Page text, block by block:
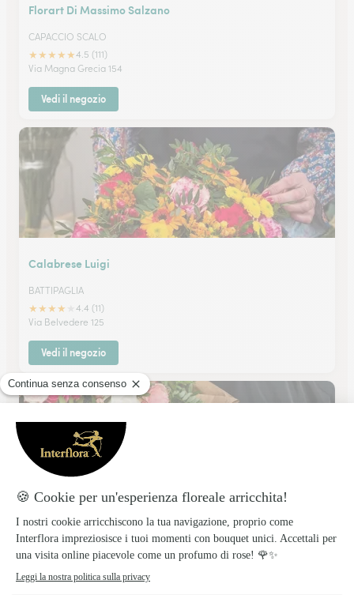
Florart Di Massimo Salzano
CAPACCIO SCALO
★★★★★4.5 (111)
Via Magna Grecia 154
Vedi il negozio
Calabrese Luigi
BATTIPAGLIA
★★★★
4.4 (11)
Via Belvedere 125
Vedi il negozio
Mutalipassi Adriana
AGROPOLI
★★★★★4.2 (32)
Via De Gasperi 29